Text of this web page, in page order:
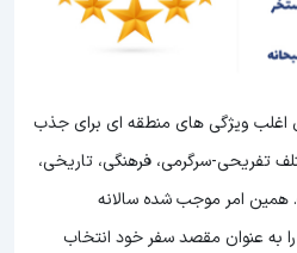
اغلب ویژگی های منطقه ای برای جذب
تفریحی-سرگرمی، فرهنگی، تاریخی،
همین امر موجب شده سالانه
به عنوان مقصد سفر خود انتخاب